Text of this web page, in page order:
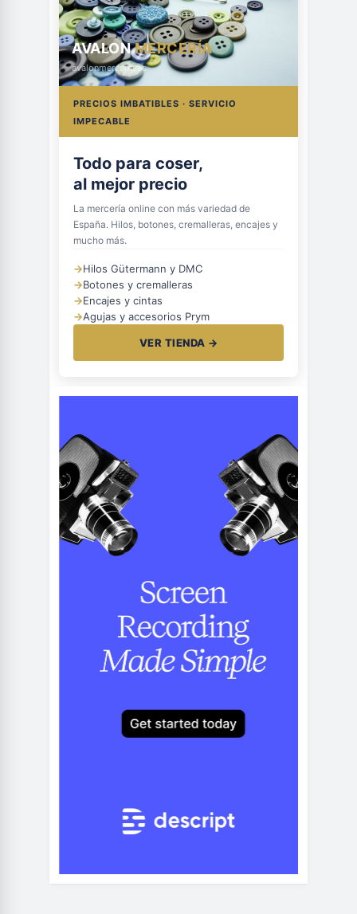
AVALONMERCERÍA
avalonmerceria.es
PRECIOS IMBATIBLES · SERVICIO
IMPECABLE
Todo para coser,
al mejor precio
La mercería online con más variedad de
España. Hilos, botones, cremalleras, encajes y
mucho más.
→Hilos Gütermann y DMC
→Botones y cremalleras
→Encajes y cintas
→Agujas y accesorios Prym
VER TIENDA →